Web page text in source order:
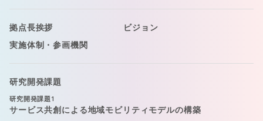
拠点長挨拶
ビジョン
実施体制・参画機関
研究開発課題
研究開発課題1
サービス共創による地域モビリティモデルの構築